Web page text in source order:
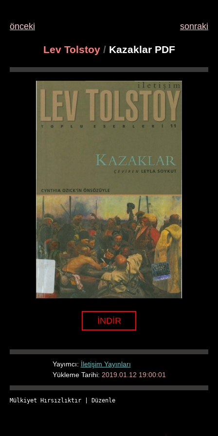
önceki sonraki
Lev Tolstoy /Kazaklar PDF
İNDİR
Yayımcı: İletişim Yayınları
Yükleme Tarihi: 2019.01.12 19:00:01
Mülkiyet Hırsızlıktır Düzenle